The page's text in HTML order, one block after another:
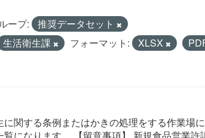
ープ:
推奨データセット
生活衛生課 フォーマット: XLSX
関する条例またはかきの処理をする作業場